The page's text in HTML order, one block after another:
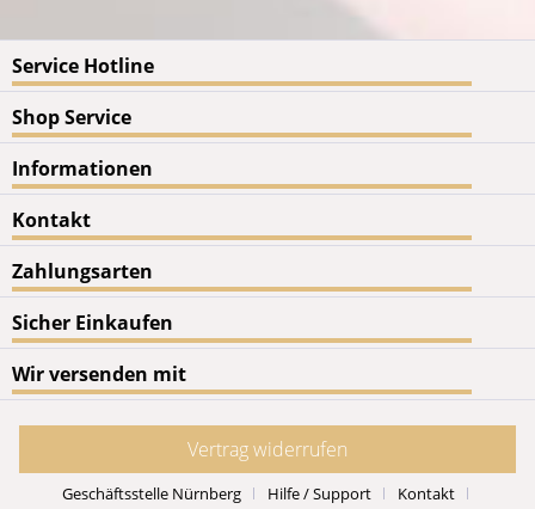
Service Hotline
Shop Service
Informationen
Kontakt
Zahlungsarten
Sicher Einkaufen
Wir versenden mit
Vertrag widerrufen
Geschäftsstelle Nürnberg Hilfe / Support Kontakt